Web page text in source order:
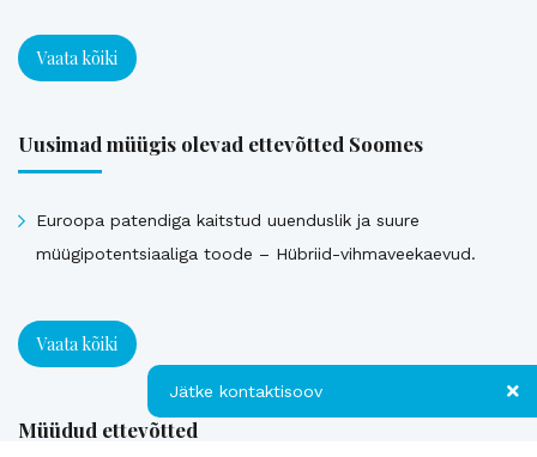
Vaata kõiki
Uusimad müügis olevad ettevõtted Soomes
Euroopa patendiga kaitstud uuenduslik ja suure
müügipotentsiaaliga toode – Hübriid-vihmaveekaevud.
Vaata kõiki
Müüdud ettevõtted
Jätke kontaktisoov